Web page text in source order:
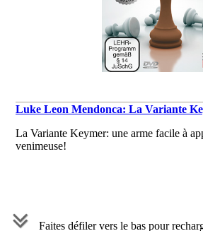
Luke Leon Mendonca: La Variante
La Variante Keymer: une arme facile à
venimeuse!
Faites défiler vers le bas pour